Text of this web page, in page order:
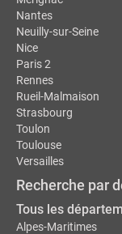
Nantes
Neuilly-sur-Seine
Nice
Paris 2
Rennes
Rueil-Malmaison
Strasbourg
Toulon
Toulouse
Versailles
Recherche par
Tous les
Alpes-Maritimes